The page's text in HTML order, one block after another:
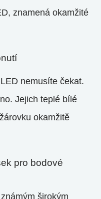
znamená okamžité
nemusíte čekat.
Jejich teplé bílé
okamžitě
pro bodové
širokým